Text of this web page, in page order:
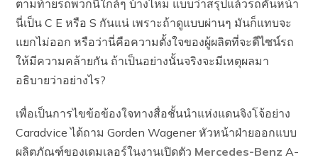
ตามท้ายรถพวกนี้ใกล้ๆ บ้างไหม แบบว่าสรุปแล้วรถคันหน้า
นี่เป็น C E หรือ S กันแน่ เพราะถ้าดูแบบผ่านๆ มันก็แทบจะ
แยกไม่ออก หรือว่านี่คือความตั้งใจของผู้ผลิตที่จะดีไซน์รถ
ให้มีความคล้ายกัน ถ้าเป็นอย่างนั้นจริงจะมีเหตุผลมา
อธิบายว่าอย่างไร?
เพื่อเป็นการไขข้อข้องใจทางสื่อชั้นนำแห่งแดนจิงโจ้อย่าง
Caradvice ได้ถาม Gorden Wagener หัวหน้าฝ่ายออกแบบ
ผลิตภัณฑ์ของเดมเลอร์ในงานเปิดตัว Mercedes-Benz A-